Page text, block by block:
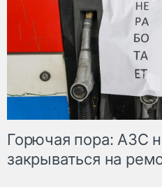
Горючая пора: АЗС
закрываться на